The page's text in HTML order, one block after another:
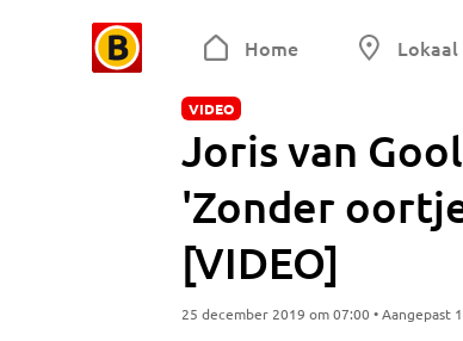
Home Lokaal
VIDEO
Joris van
'Zonder
[VIDEO]
25 december 2019 om 07:00 • Aangepast